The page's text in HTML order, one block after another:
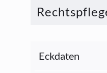
Eckdaten